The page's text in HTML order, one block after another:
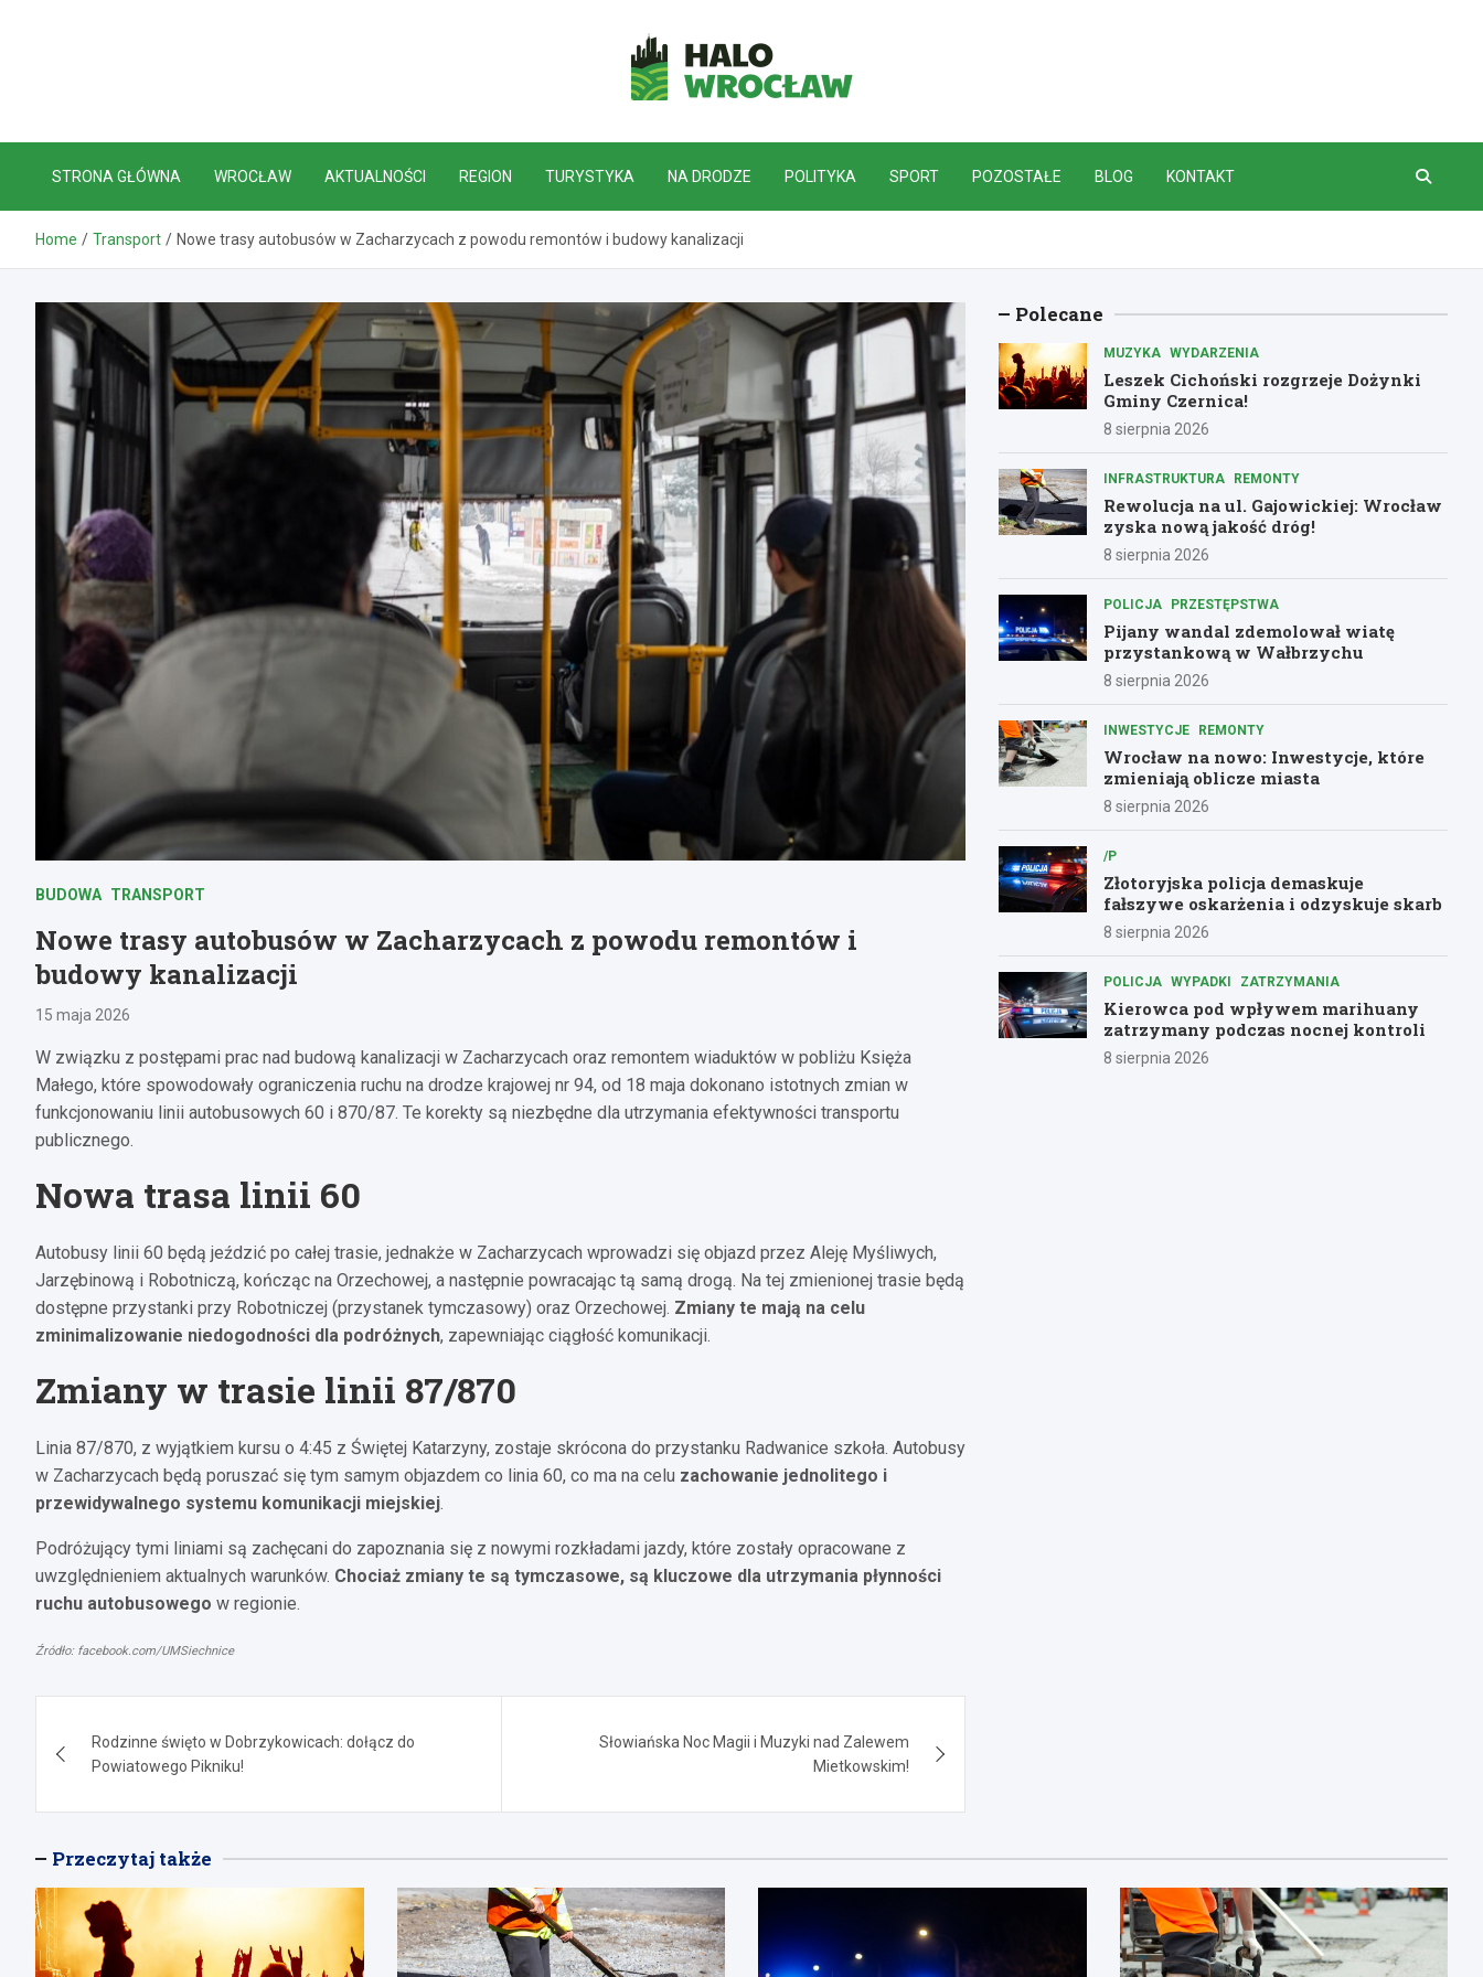
HaloWrocław.pl
STRONA GŁÓWNA WROCŁAW AKTUALNOŚCI REGION TURYSTYKA NA DRODZE POLITYKA SPORT POZOSTAŁE BLOG KONTAKT
Home Transport Nowe trasy autobusów w Zacharzycach z powodu remontów i budowy kanalizacji
BUDOWA TRANSPORT
Nowe trasy autobusów w Zacharzycach z powodu remontów i
budowy kanalizacji
15 maja 2026
W związku z postępami prac nad budową kanalizacji w Zacharzycach oraz remontem wiaduktów w pobliżu Księża
Małego, które spowodowały ograniczenia ruchu na drodze krajowej nr 94, od 18 maja dokonano istotnych zmian w
funkcjonowaniu linii autobusowych 60 i 870/87. Te korekty są niezbędne dla utrzymania efektywności transportu
publicznego.
Nowa trasa linii 60
Autobusy linii 60 będą jeździć po całej trasie, jednakże w Zacharzycach wprowadzi się objazd przez Aleję Myśliwych,
Jarzębinową i Robotniczą, kończąc na Orzechowej, a następnie powracając tą samą drogą. Na tej zmienionej trasie będą
dostępne przystanki przy Robotniczej (przystanek tymczasowy) oraz Orzechowej. Zmiany te mają na celu
zminimalizowanie niedogodności dla podróżnych, zapewniając ciągłość komunikacji.
Zmiany w trasie linii 87/870
Linia 87/870, z wyjątkiem kursu o 4:45 z Świętej Katarzyny, zostaje skrócona do przystanku Radwanice szkoła. Autobusy
w Zacharzycach będą poruszać się tym samym objazdem co linia 60, co ma na celu zachowanie jednolitego i
przewidywalnego systemu komunikacji miejskiej.
Podróżujący tymi liniami są zachęcani do zapoznania się z nowymi rozkładami jazdy, które zostały opracowane z
uwzględnieniem aktualnych warunków. Chociaż zmiany te są tymczasowe, są kluczowe dla utrzymania płynności
ruchu autobusowego w regionie.
Źródło: facebook.com/UMSiechnice
wpisu
Rodzinne święto w Dobrzykowicach: dołącz do
Powiatowego Pikniku!
Słowiańska Noc Magii i Muzyki nad Zalewem
Mietkowskim!
Polecane
MUZYKA WYDARZENIA
Leszek Cichoński rozgrzeje Dożynki
Gminy Czernica!
8 sierpnia 2026
INFRASTRUKTURA REMONTY
Rewolucja na ul. Gajowickiej: Wrocław
zyska nową jakość dróg!
8 sierpnia 2026
POLICJA PRZESTĘPSTWA
Pijany wandal zdemolował wiatę
przystankową w Wałbrzychu
8 sierpnia 2026
INWESTYCJE REMONTY
Wrocław na nowo: Inwestycje, które
zmieniają oblicze miasta
8 sierpnia 2026
/P
Złotoryjska policja demaskuje
fałszywe oskarżenia i odzyskuje skarb
8 sierpnia 2026
POLICJA WYPADKI ZATRZYMANIA
Kierowca pod wpływem marihuany
zatrzymany podczas nocnej kontroli
8 sierpnia 2026
Przeczytaj także